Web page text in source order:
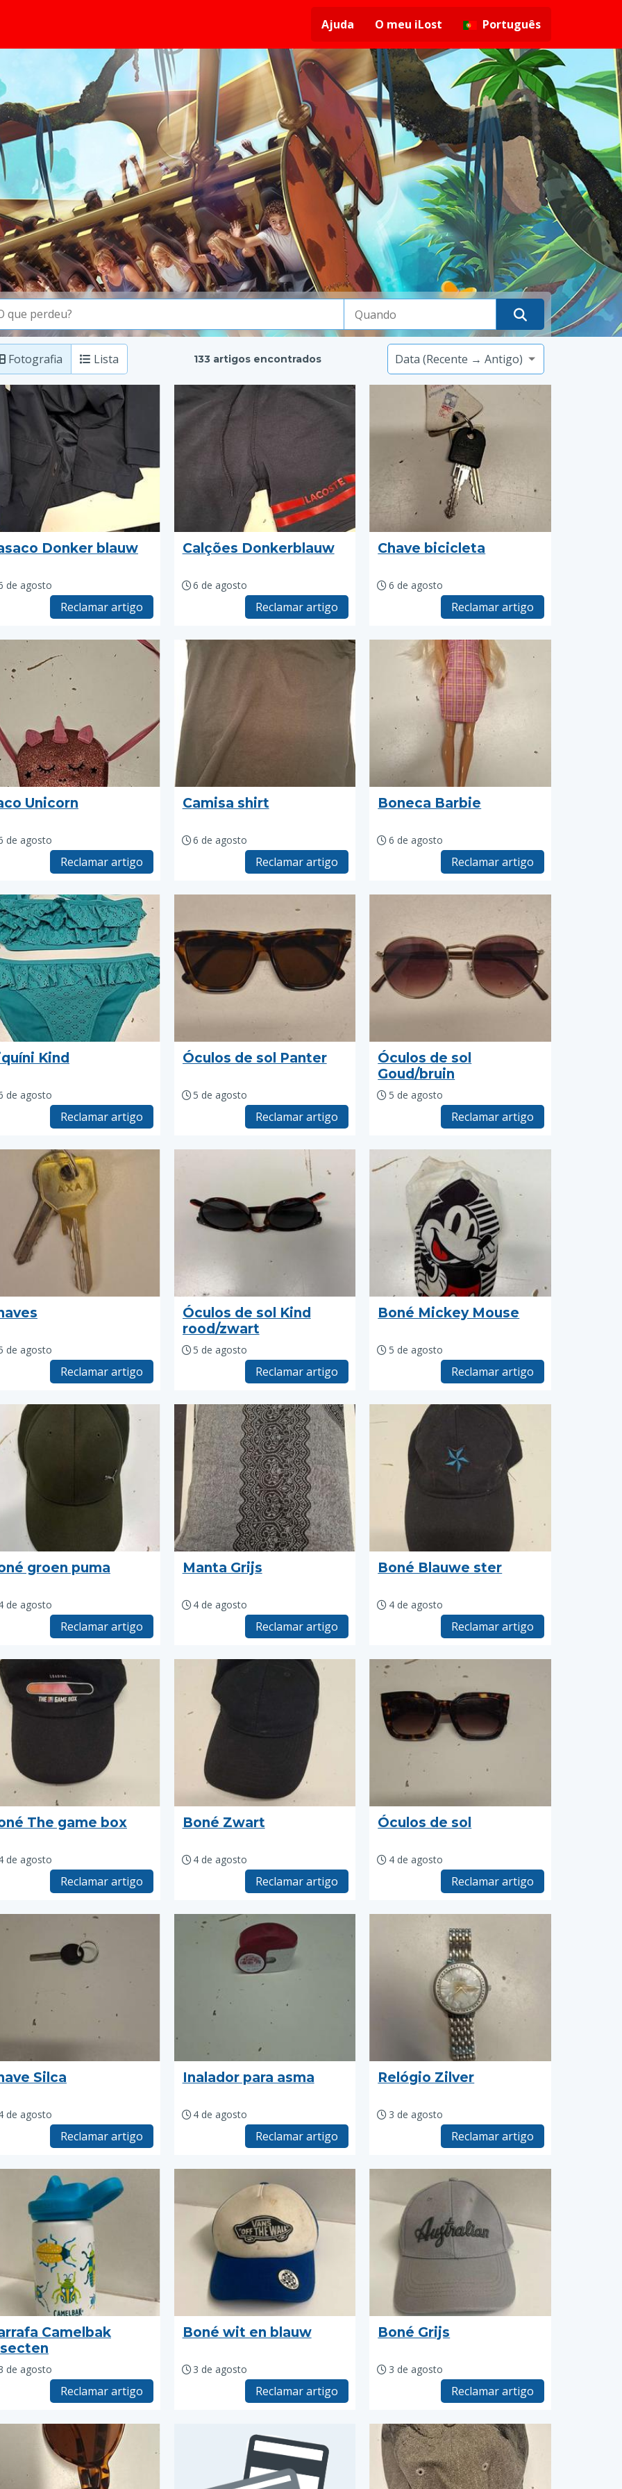
Ajuda
O meu iLost Português
Fotografia Lista 133 artigos encontrados
Donker blauw
de agosto
Reclamar artigo
Calções Donkerblauw
6 de agosto
Reclamar artigo
Chave bicicleta
6 de agosto
Reclamar artigo
Unicorn
de agosto
Reclamar artigo
Camisa shirt
6 de agosto
Reclamar artigo
Boneca Barbie
6 de agosto
Reclamar artigo
Kind
de agosto
Reclamar artigo
Óculos de sol Panter
5 de agosto
Reclamar artigo
Óculos de sol
Goud/bruin
5 de agosto
Reclamar artigo
de agosto
Reclamar artigo
Óculos de sol Kind
rood/zwart
5 de agosto
Reclamar artigo
Boné Mickey Mouse
5 de agosto
Reclamar artigo
groen puma
de agosto
Reclamar artigo
Manta Grijs
4 de agosto
Reclamar artigo
Boné Blauwe ster
4 de agosto
Reclamar artigo
The game box
de agosto
Reclamar artigo
Boné Zwart
4 de agosto
Reclamar artigo
Óculos de sol
4 de agosto
Reclamar artigo
Silca
de agosto
Reclamar artigo
Inalador para asma
4 de agosto
Reclamar artigo
Relógio Zilver
3 de agosto
Reclamar artigo
Camelbak
de agosto
Reclamar artigo
Boné wit en blauw
3 de agosto
Reclamar artigo
Boné Grijs
3 de agosto
Reclamar artigo